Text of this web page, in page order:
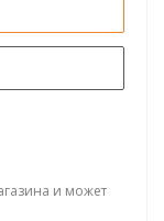
и может